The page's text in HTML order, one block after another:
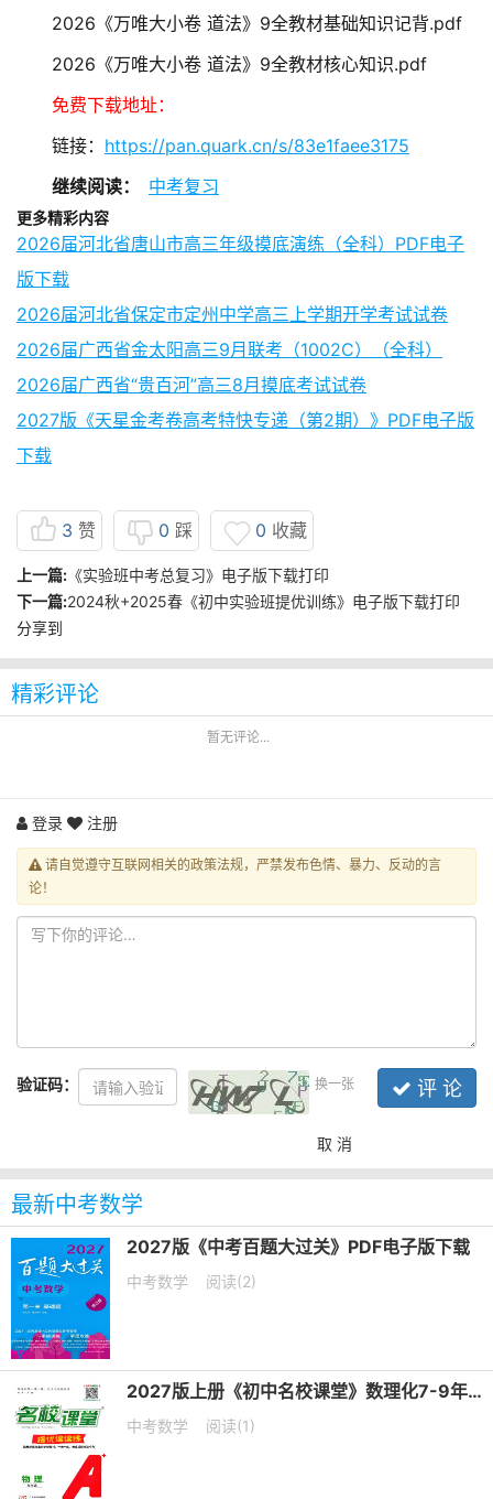
2026《万唯大小卷 道法》9全教材基础知识记背.pdf
2026《万唯大小卷 道法》9全教材核心知识.pdf
免费下载地址：
链接： https://pan.quark.cn/s/83e1faee3175
继续阅读：
中考复习
更多精彩内容
2026届河北省唐山市高三年级摸底演练（全科）PDF电子
版下载
2026届河北省保定市定州中学高三上学期开学考试试卷
2026届广西省金太阳高三9月联考（1002C）（全科）
2026届广西省“贵百河”高三8月摸底考试试卷
2027版《天星金考卷高考特快专递（第2期）》PDF电子版
下载
3 赞 0 踩 0 收藏
上一篇: 《实验班中考总复习》电子版下载打印
下一篇:2024秋+2025春《初中实验班提优训练》电子版下载打印
分享到
精彩评论
暂无评论...
登录 注册
请自觉遵守互联网相关的政策法规，严禁发布色情、暴力、反动的言
论！
验证码： 换一张 评 论
取 消
最新中考数学
2027版《中考百题大过关》PDF电子版下载
中考数学 阅读(2)
2027版上册《初中名校课堂》数理化7-9年级上册PDF电子版下载
中考数学 阅读(1)